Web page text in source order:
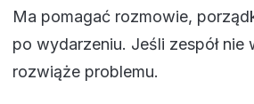
Ma pomagać rozmowie,
po wydarzeniu. Jeśli zespół
rozwiąże problemu.